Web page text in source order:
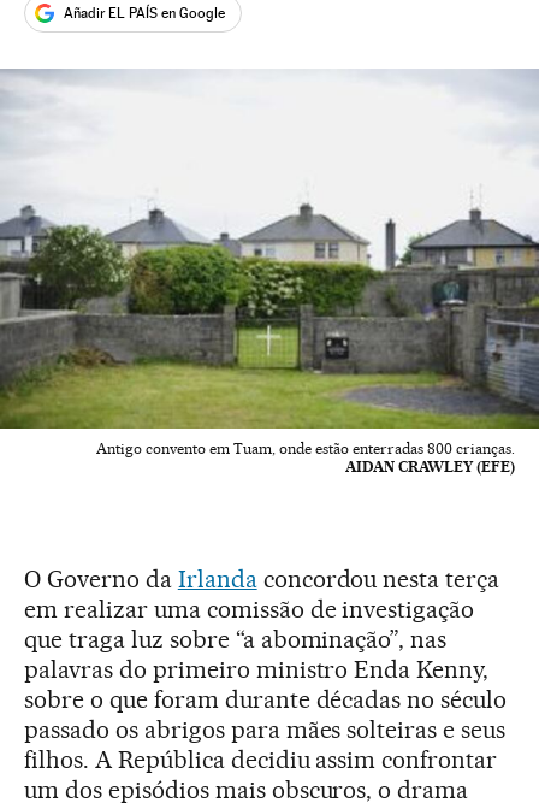
Añadir EL PAÍS en Google
Antigo convento em Tuam, onde estão enterradas 800 crianças.
AIDAN CRAWLEY (EFE)
O Governo da Irlandaconcordou nesta terça
em realizar uma comissão de investigação
que traga luz sobre “a abominação”, nas
palavras do primeiro ministro Enda Kenny,
sobre o que foram durante décadas no século
passado os abrigos para mães solteiras e seus
filhos. A República decidiu assim confrontar
um dos episódios mais obscuros, o drama